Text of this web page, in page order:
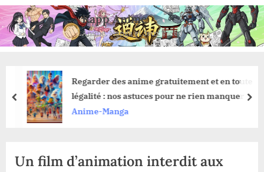
Skip
to
content
Kapp Anime
Anime, Manga et Jeux Vidéo
Regarder des anime gratuitement et en toute
légalité : nos astuces pour ne rien manquer
Anime-Manga
prev
Un film d’animation interdit aux